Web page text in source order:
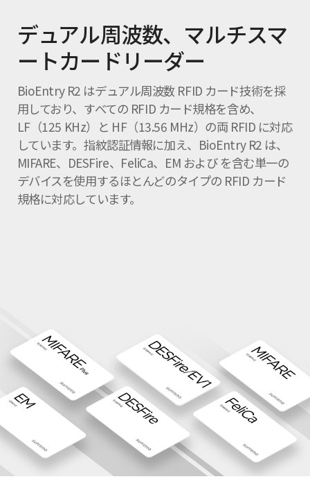
デュアル周波数、マルチスマ
ートカードリーダー
BioEntry R2 はデュアル周波数 RFID カード技術を採
用しており、すべての RFID カード規格を含め、
LF（125 KHz）と HF（13.56 MHz）の両 RFID に対応
しています。指紋認証情報に加え、BioEntry R2 は、
MIFARE、DESFire、FeliCa、EM および を含む単一の
デバイスを使用するほとんどのタイプの RFID カード
規格に対応しています。